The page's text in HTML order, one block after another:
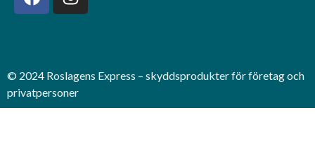
© 2024 Roslagens Express – skyddsprodukter för företag och
privatpersoner